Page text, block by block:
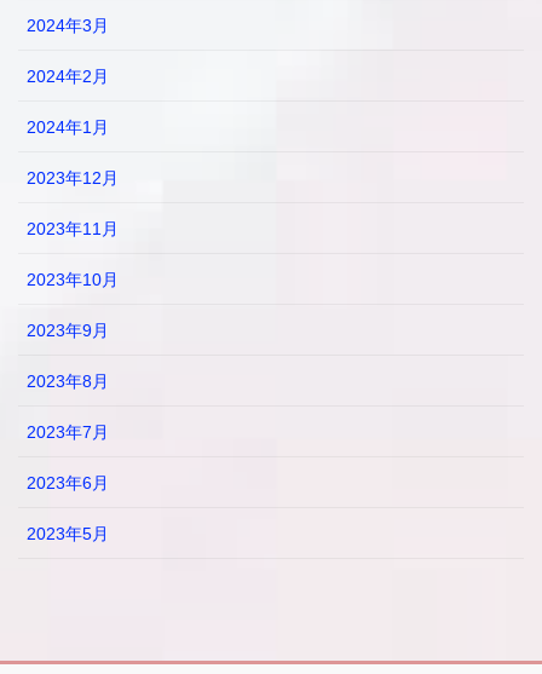
2024年3月
2024年2月
2024年1月
2023年12月
2023年11月
2023年10月
2023年9月
2023年8月
2023年7月
2023年6月
2023年5月